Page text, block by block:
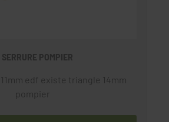
SERRURE POMPIER
edf existe triangle 14mm
pompier